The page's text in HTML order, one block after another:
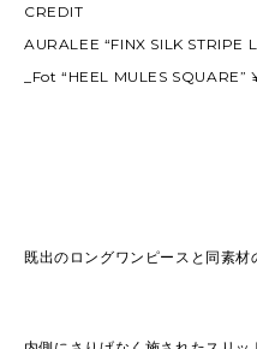
CREDIT
AURALEE “FINX SILK
_Fot “HEEL MULES
既出のロングワンピースと同素材